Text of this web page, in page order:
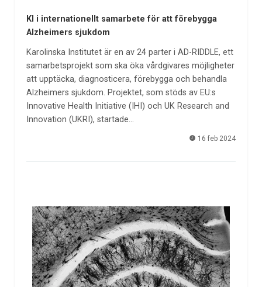
KI i internationellt samarbete för att förebygga
Alzheimers sjukdom
Karolinska Institutet är en av 24 parter i AD-RIDDLE, ett
samarbetsprojekt som ska öka vårdgivares möjligheter
att upptäcka, diagnosticera, förebygga och behandla
Alzheimers sjukdom. Projektet, som stöds av EU:s
Innovative Health Initiative (IHI) och UK Research and
Innovation (UKRI), startade…
16 feb 2024